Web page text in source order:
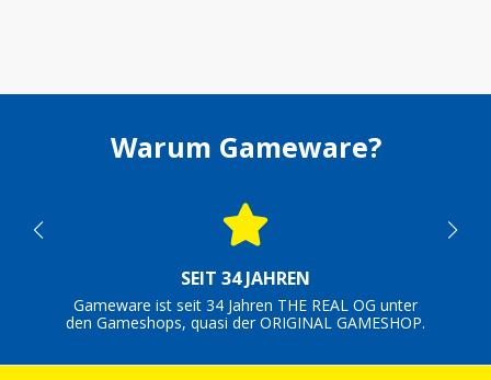
Warum Gameware?
SEIT 34 JAHREN
Gameware ist seit 34 Jahren THE REAL OG unter
den Gameshops, quasi der ORIGINAL GAMESHOP.